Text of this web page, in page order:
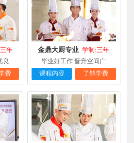
4天前 在线报名
福建厦门 4天前 在线报名
年
良
费
金鼎大厨专业 学制:三年
毕业好工作 晋升空间广
课程内容
了解学费